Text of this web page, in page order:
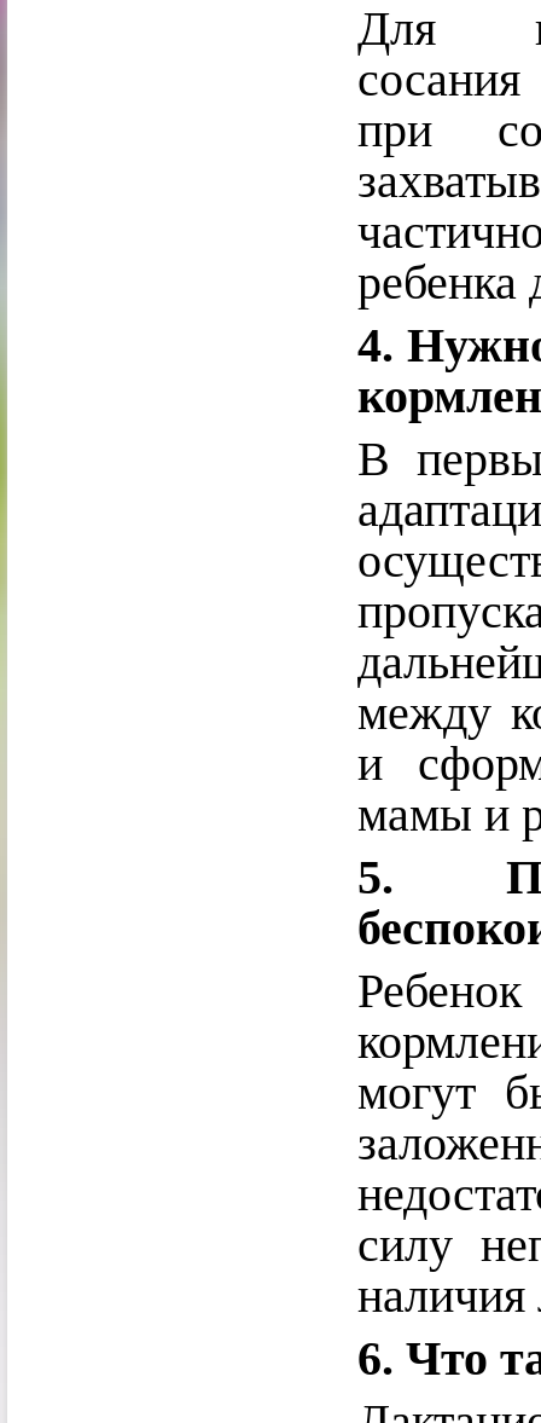
Для
при
ребенка
4.
В
между
и
мамы и
5.
могут
силу
наличия
6. Что